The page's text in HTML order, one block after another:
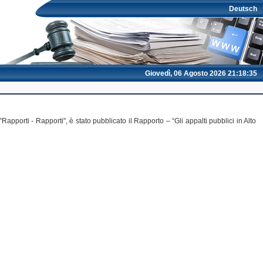
Deutsch
Giovedì, 06 Agosto 2026 21:18:35
- Rapporti", è stato pubblicato il Rapporto – “Gli appalti pubblici in Alto